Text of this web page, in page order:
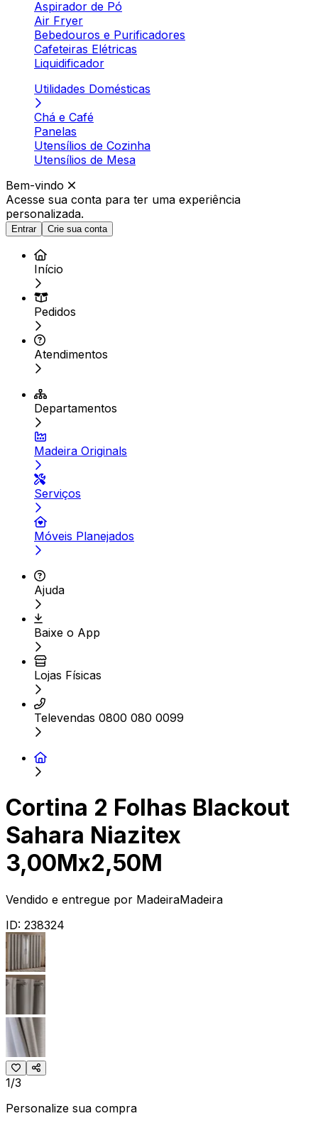
Aspirador de Pó
Air Fryer
Bebedouros e Purificadores
Cafeteiras Elétricas
Liquidificador
Utilidades Domésticas
Chá e Café
Panelas
Utensílios de Cozinha
Utensílios de Mesa
Bem-vindo
Acesse sua conta para ter uma experiência
personalizada.
Entrar Crie sua conta
Início
Pedidos
Atendimentos
Departamentos
Madeira Originals
Serviços
Móveis Planejados
Ajuda
Baixe o App
Lojas Físicas
Televendas 0800 080 0099
Cortina 2 Folhas Blackout
Sahara Niazitex
3,00Mx2,50M
Vendido e entregue por MadeiraMadeira
ID: 238324
1/3
Personalize sua compra